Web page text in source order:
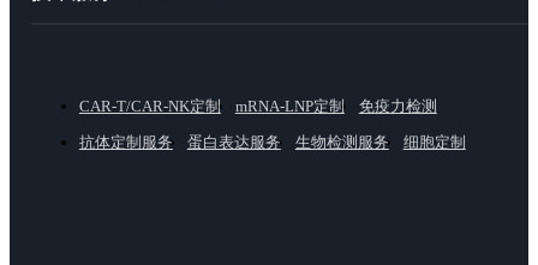
CAR-T/CAR-NK定制 mRNA-LNP定制
免疫力检测
抗体定制服务
蛋白表达服务 生物检测服务 细胞定制